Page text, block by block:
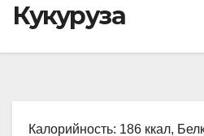
Кукуруза
Калорийность: 186 ккал,